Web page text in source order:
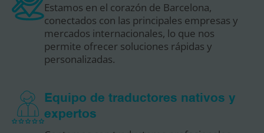
Estamos en el corazón de Barcelona,
conectados con las principales empresas y
mercados internacionales, lo que nos
permite ofrecer soluciones rápidas y
personalizadas.
Equipo de traductores nativos y
expertos